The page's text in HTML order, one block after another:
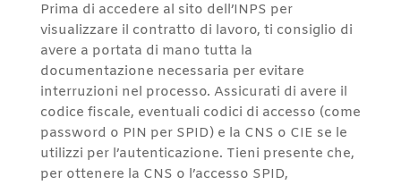
Prima di accedere al sito dell’INPS per
visualizzare il contratto di lavoro, ti consiglio di
avere a portata di mano tutta la
documentazione necessaria per evitare
interruzioni nel processo. Assicurati di avere il
codice fiscale, eventuali codici di accesso (come
password o PIN per SPID) e la CNS o CIE se le
utilizzi per l’autenticazione. Tieni presente che,
per ottenere la CNS o l’accesso SPID,